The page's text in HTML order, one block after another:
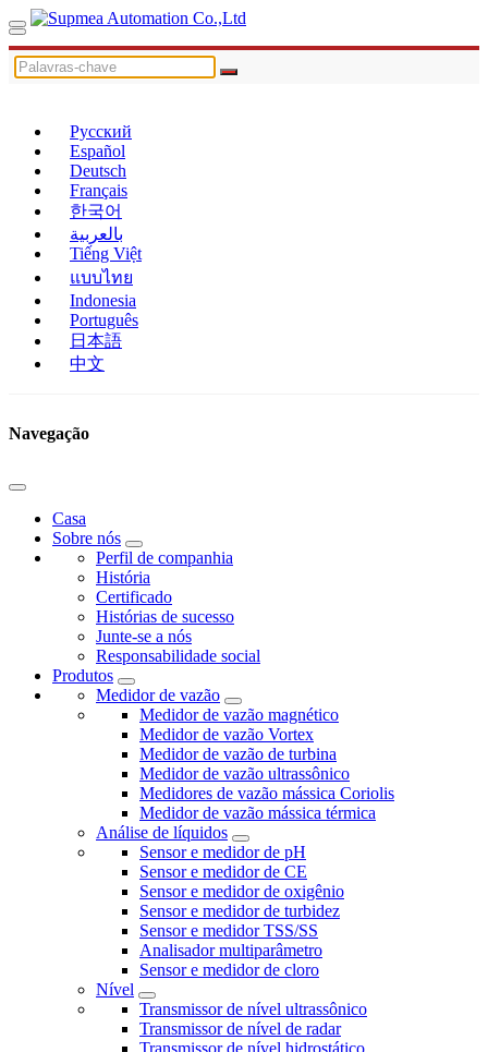
Русский
Español
Deutsch
Français
한국어
بالعربية
Tiếng Việt
แบบไทย
Indonesia
Português
日本語
中文
Navegação
Casa
Sobre nós
Perfil de companhia
História
Certificado
Histórias de sucesso
Junte-se a nós
Responsabilidade social
Produtos
Medidor de vazão
Medidor de vazão magnético
Medidor de vazão Vortex
Medidor de vazão de turbina
Medidor de vazão ultrassônico
Medidores de vazão mássica Coriolis
Medidor de vazão mássica térmica
Análise de líquidos
Sensor e medidor de pH
Sensor e medidor de CE
Sensor e medidor de oxigênio
Sensor e medidor de turbidez
Sensor e medidor TSS/SS
Analisador multiparâmetro
Sensor e medidor de cloro
Nível
Transmissor de nível ultrassônico
Transmissor de nível de radar